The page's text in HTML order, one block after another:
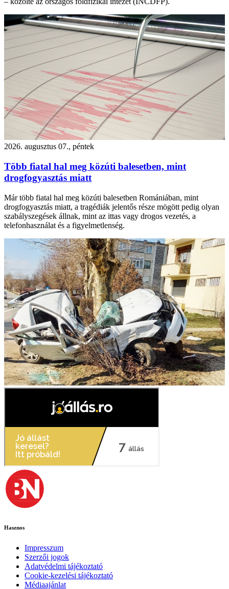
2026. augusztus 07., péntek
Több fiatal hal meg közúti balesetben, mint
drogfogyasztás miatt
Már több fiatal hal meg közúti balesetben Romániában, mint
drogfogyasztás miatt, a tragédiák jelentős része mögött pedig olyan
szabályszegések állnak, mint az ittas vagy drogos vezetés, a
telefonhasználat és a figyelmetlenség.
Hasznos
Impresszum
Szerzői jogok
Adatvédelmi tájékoztató
Cookie-kezelési tájékoztató
Médiaajánlat